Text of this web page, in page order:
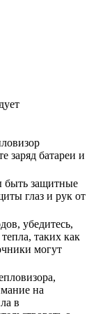
заряд батареи и
быть защитные
глаз и рук от
убедитесь,
таких как
могут
на
в